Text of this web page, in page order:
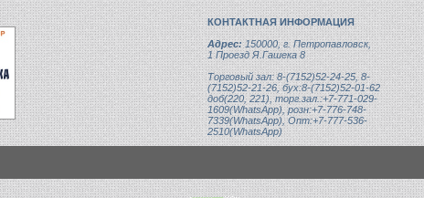
КОНТАКТНАЯ ИНФОРМАЦИЯ
Адрес:150000, г. Петропавловск,
1 Проезд Я.Гашека 8
Торговый зал: 8-(7152)52-24-25, 8-
(7152)52-21-26, бух:8-(7152)52-01-62
доб(220, 221), торг.зал.:+7-771-029-
1609(WhatsApp), розн:+7-776-748-
7339(WhatsApp), Опт:+7-777-536-
2510(WhatsApp)